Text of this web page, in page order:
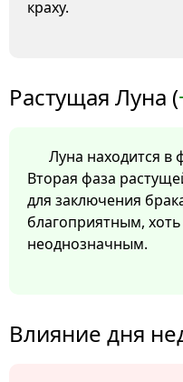
краху.
Растущая Луна (
Луна находится в
Вторая фаза
для заключения
благоприятным,
неоднозначным.
Влияние дня